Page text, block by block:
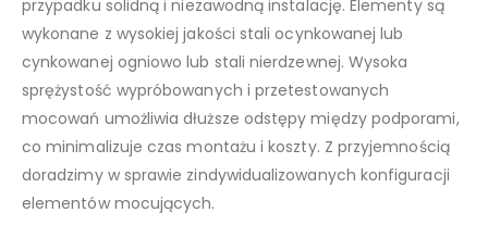
przypadku solidną i niezawodną instalację. Elementy są
wykonane z wysokiej jakości stali ocynkowanej lub
cynkowanej ogniowo lub stali nierdzewnej. Wysoka
sprężystość wypróbowanych i przetestowanych
mocowań umożliwia dłuższe odstępy między podporami,
co minimalizuje czas montażu i koszty. Z przyjemnością
doradzimy w sprawie zindywidualizowanych konfiguracji
elementów mocujących.